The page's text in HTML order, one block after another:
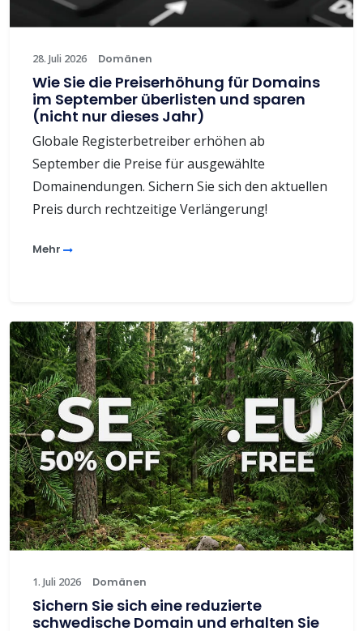
28. Juli 2026 Domänen
Wie Sie die Preiserhöhung für Domains
im September überlisten und sparen
(nicht nur dieses Jahr)
Globale Registerbetreiber erhöhen ab
September die Preise für ausgewählte
Domainendungen. Sichern Sie sich den aktuellen
Preis durch rechtzeitige Verlängerung!
Mehr
1. Juli 2026 Domänen
Sichern Sie sich eine reduzierte
schwedische Domain und erhalten Sie